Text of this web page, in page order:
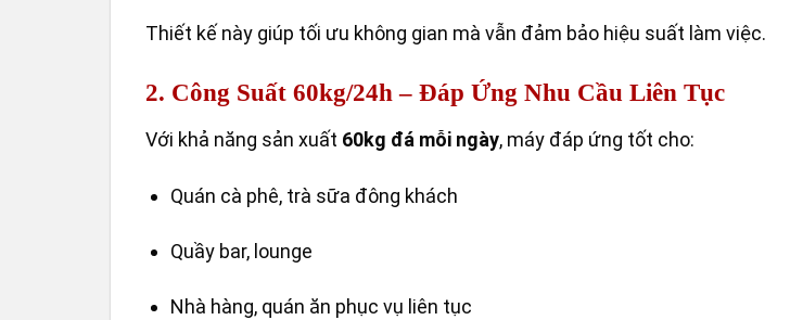
Thiết kế này giúp tối ưu không gian mà vẫn đảm bảo hiệu suất làm việc.
2. Công Suất 60kg/24h – Đáp Ứng Nhu Cầu Liên Tục
Với khả năng sản xuất 60kg đá mỗi ngày, máy đáp ứng tốt cho:
Quán cà phê, trà sữa đông khách
Quầy bar, lounge
Nhà hàng, quán ăn phục vụ liên tục